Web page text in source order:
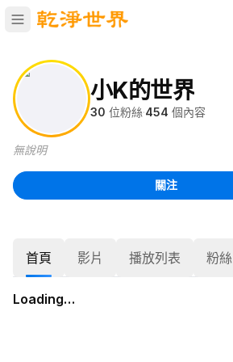
小K的世界
30 位粉絲·454 個內容
無說明
關注
首頁 影片 播放列表 粉絲
Loading…